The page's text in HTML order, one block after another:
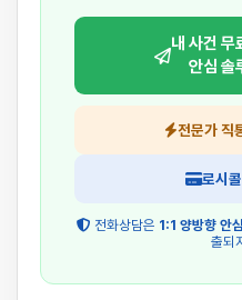
내 사건 무
안심 솔
전문가 직
로시
전화상담은 1:1 양방향 안
출되